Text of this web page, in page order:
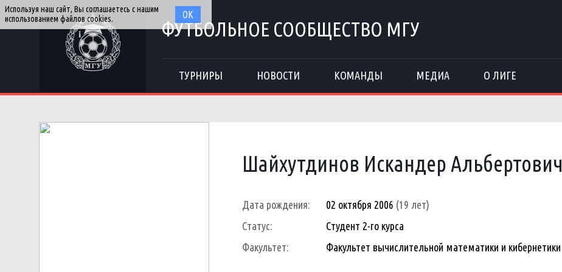
ФУТБОЛЬНОЕ СООБЩЕСТВО МГУ
ТУРНИРЫ НОВОСТИ КОМАНДЫ МЕДИА О ЛИГЕ
Шайхутдинов Искандер Альбертович
Дата рождения: 02 октября 2006 (19 лет)
Статус:
Студент 2-го курса
Факультет:
Факультет вычислительной математики и кибернетики
Используя наш сайт, Вы соглашаетесь с нашим
использованием файлов cookies.
ОК